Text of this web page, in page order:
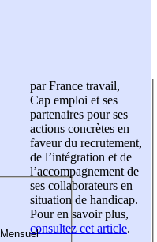
par France travail,
Cap emploi et ses
partenaires pour ses
actions concrètes en
faveur du recrutement,
de l’intégration et de
l’accompagnement de
ses collaborateurs en
situation de handicap.
Pour en savoir plus,
consultez cet article.